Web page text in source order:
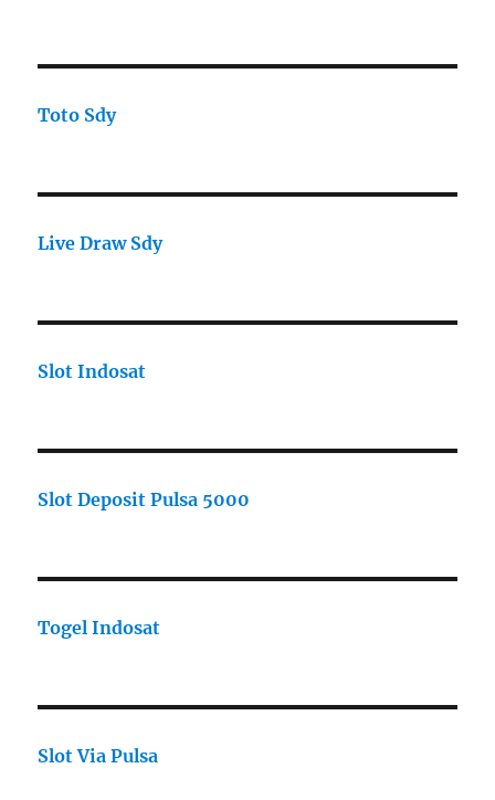
Toto Sdy
Live Draw Sdy
Slot Indosat
Slot Deposit Pulsa 5000
Togel Indosat
Slot Via Pulsa